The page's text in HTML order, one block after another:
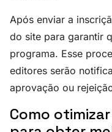
Após enviar a
do site para garantir
programa. Esse
editores serão
aprovação ou
Como